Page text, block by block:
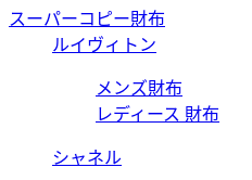
スーパーコピー財布
ルイヴィトン
メンズ財布
レディース 財布
シャネル